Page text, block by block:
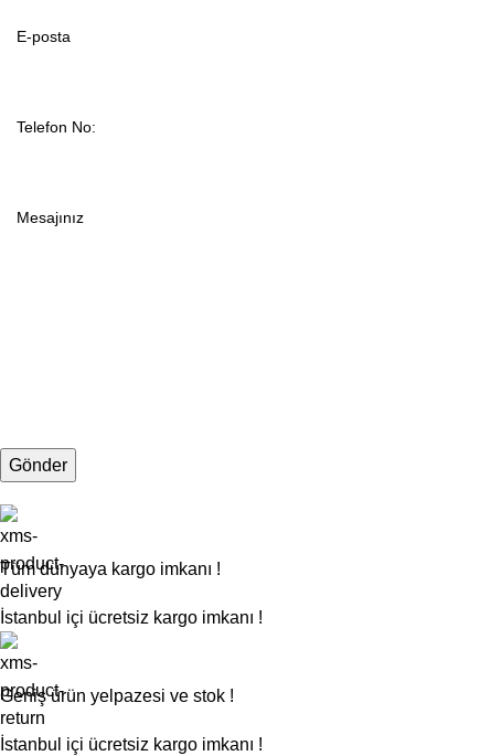
Tüm dünyaya kargo imkanı !
İstanbul içi ücretsiz kargo imkanı !
Geniş ürün yelpazesi ve stok !
İstanbul içi ücretsiz kargo imkanı !